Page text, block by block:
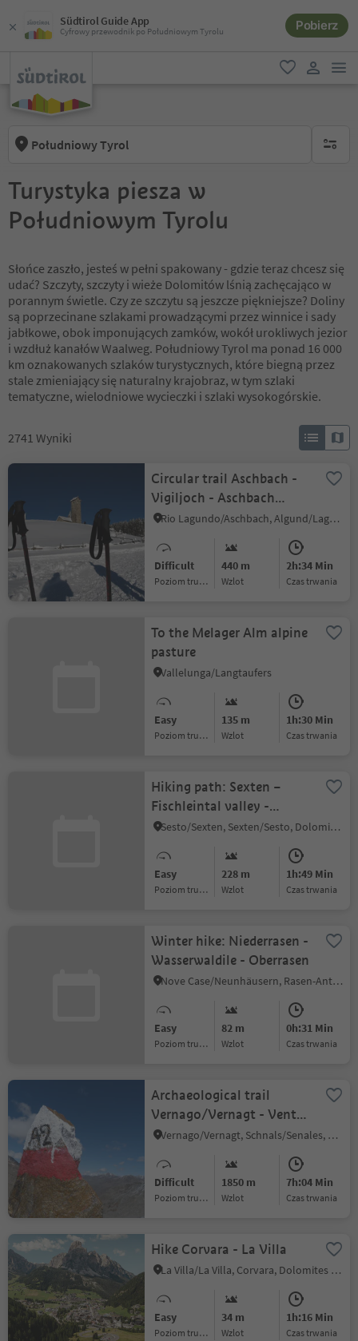
Südtirol Guide App
Cyfrowy przewodnik po Południowym Tyrolu Pobierz
ulubione
Południowy Tyrol brak
Turystyka piesza w
Południowym Tyrolu
Słońce zaszło, jesteś w pełni spakowany - gdzie teraz chcesz się
udać? Szczyty, szczyty i wieże Dolomitów lśnią zachęcająco w
porannym świetle. Czy ze szczytu są jeszcze piękniejsze? Doliny
są poprzecinane szlakami prowadzącymi przez winnice i sady
jabłkowe, obok imponujących zamków, wokół urokliwych jezior
i wzdłuż kanałów Waalweg. Południowy Tyrol ma ponad 16 000
km oznakowanych szlaków turystycznych, które biegną przez
stale zmieniający się naturalny krajobraz, w tym szlaki
tematyczne, wielodniowe wycieczki i szlaki wysokogórskie.
2741 Wyniki
Circular trail Aschbach -
Vigiljoch - Aschbach
(Terrain Cure Trail n°1)
Rio Lagundo/Aschbach, Algund/Lagundo, Meran/Merano and environs
Difficult
Poziom trudności
440 m
Wzlot
2h:34 Min
czas trwania
To the Melager Alm alpine
pasture
Vallelunga/Langtaufers
Easy
Poziom trudności
135 m
Wzlot
1h:30 Min
czas trwania
Hiking path: Sexten –
Fischleintal valley -
Talschlusshütte hut
Sesto/Sexten, Sexten/Sesto, Dolomites Region 3 Zinnen
Easy
Poziom trudności
228 m
Wzlot
1h:49 Min
czas trwania
Winter hike: Niederrasen -
Wasserwaldile - Oberrasen
Nove Case/Neunhäusern, Rasen-Antholz/Rasun Anterselva, Dolomites Region Kronplatz/Plan de Corones
Easy
Poziom trudności
82 m
Wzlot
0h:31 Min
czas trwania
Archaeological trail
Vernago/Vernagt - Vent
(A2)
Vernago/Vernagt, Schnals/Senales, Vinschgau/Val Venosta
Difficult
Poziom trudności
1850 m
Wzlot
7h:04 Min
czas trwania
Hike Corvara - La Villa
La Villa/La Villa, Corvara, Dolomites Region Alta Badia
Easy
Poziom trudności
34 m
Wzlot
1h:16 Min
czas trwania